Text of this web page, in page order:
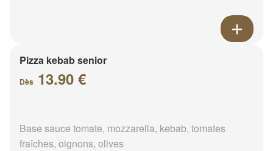
Pizza kebab senior
Dès 13.90 €
Base sauce tomate, mozzarella, kebab, tomates
fraîches, oignons, olives